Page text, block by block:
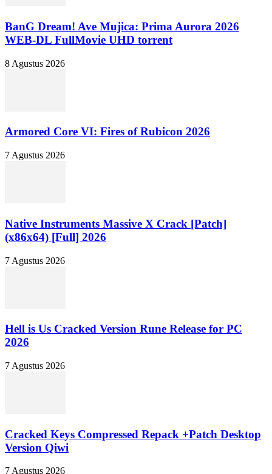
BanG Dream! Ave Mujica: Prima Aurora 2026
WEB-DL FullMovie UHD torrent
8 Agustus 2026
Armored Core VI: Fires of Rubicon 2026
7 Agustus 2026
Native Instruments Massive X Crack [Patch]
(x86x64) [Full] 2026
7 Agustus 2026
Hell is Us Cracked Version Rune Release for PC
2026
7 Agustus 2026
Cracked Keys Compressed Repack +Patch Desktop
Version Qiwi
7 Agustus 2026